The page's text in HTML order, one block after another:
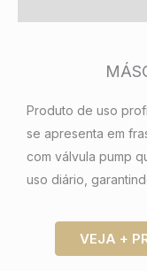
Produto de uso
se apresenta em
com válvula pump
uso diário,
VEJA +